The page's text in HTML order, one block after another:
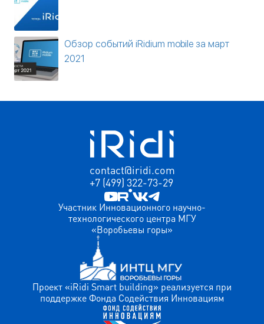
Обзор событий iRidium mobile за март
2021
contact@iridi.com
+7 (499) 322-73-29
Участник Инновационного научно-
технологического центра МГУ
«Воробьевы горы»
Проект «iRidi Smart building» реализуется при
поддержке Фонда Содействия Инновациям